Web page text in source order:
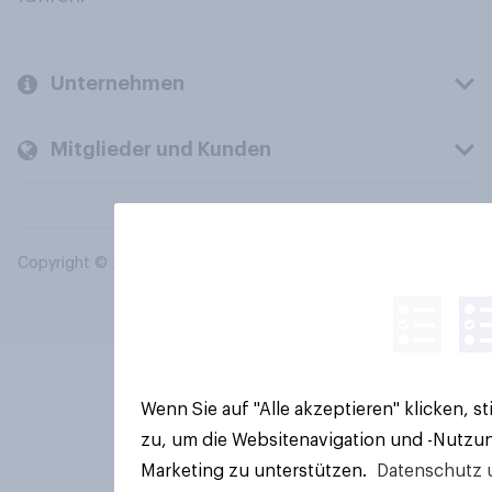
Unternehmen
Mitglieder und Kunden
Copyright © 2026 YouGov PLC. Alle Rechte vorbehalten.
Wenn Sie auf "Alle akzeptieren" klicken,
zu, um die Websitenavigation und -
Marketing zu unterstützen.
Datenschutz